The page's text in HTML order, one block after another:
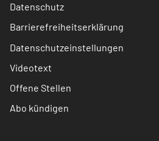
Datenschutz
Barrierefreiheitserklärung
Datenschutzeinstellungen
Videotext
Offene Stellen
Abo kündigen